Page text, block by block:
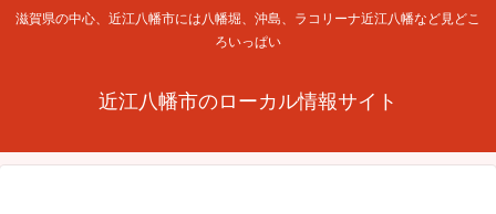
滋賀県の中心、近江八幡市には八幡堀、沖島、ラコリーナ近江八幡など見どこ
ろいっぱい
近江八幡市のローカル情報サイト